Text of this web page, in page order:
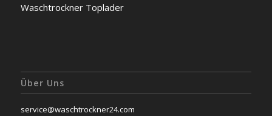
Waschtrockner Toplader
Über Uns
service@waschtrockner24.com